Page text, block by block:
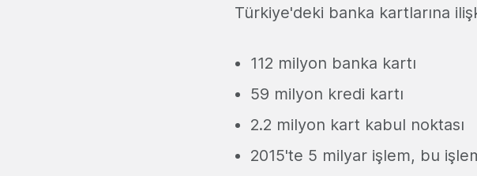
Türkiye'deki banka kartlarına
112 milyon banka kartı
59 milyon kredi kartı
2.2 milyon kart kabul noktası
2015'te 5 milyar işlem, bu